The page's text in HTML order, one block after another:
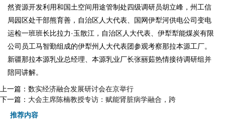
然资源开发利用和国土空间用途管制处四级调研员胡立峰，州工信
局园区处干部熊育善，自治区人大代表、国网伊犁河供电公司变电
运检一班班长比拉力·玉散江，自治区人大代表、伊犁犁能煤炭有限
公司员工马智勤组成的伊犁州人大代表团参观考察那拉本源工厂。
新疆那拉本源乳业总经理、本源乳业厂长张丽茹热情接待调研组并
陪同讲解。
上一篇： 数实经济融合发展研讨会在京举行
下一篇： 大会主席陈楠教授专访：赋能肾脏病学融合，跨
推荐内容